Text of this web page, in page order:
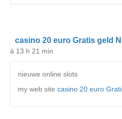
casino 20 euro Gratis geld
à 13 h 21 min
nieuwe online slots
my web site casino 20 euro